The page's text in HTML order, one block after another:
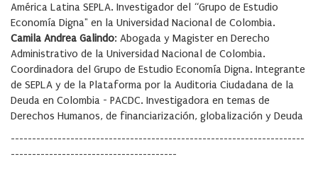
América Latina SEPLA. Investigador del “Grupo de Estudio
Economía Digna" en la Universidad Nacional de Colombia.
Camila Andrea Galindo: Abogada y Magister en Derecho
Administrativo de la Universidad Nacional de Colombia.
Coordinadora del Grupo de Estudio Economía Digna. Integrante
de SEPLA y de la Plataforma por la Auditoria Ciudadana de la
Deuda en Colombia - PACDC. Investigadora en temas de
Derechos Humanos, de financiarización, globalización y Deuda
---------------------------------------------------------------------
---------------------------------------